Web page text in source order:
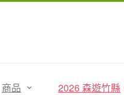
商品 2026 森遊竹縣